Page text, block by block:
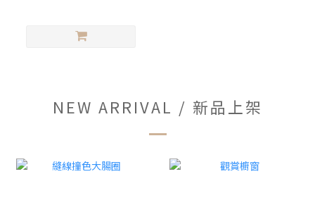
NEW ARRIVAL / 新品上架